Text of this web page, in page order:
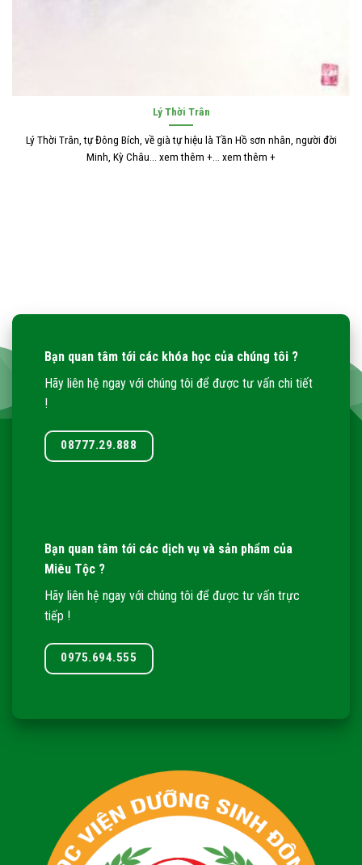
Lý Thời Trân
Lý Thời Trân, tự Đông Bích, về già tự hiệu là Tần Hồ sơn nhân, người đời
Minh, Kỳ Châu... xem thêm +... xem thêm +
Bạn quan tâm tới các khóa học của chúng tôi ?
Hãy liên hệ ngay với chúng tôi để được tư vấn chi tiết
!
08777.29.888
Bạn quan tâm tới các dịch vụ và sản phẩm của
Miêu Tộc ?
Hãy liên hệ ngay với chúng tôi để được tư vấn trực
tiếp !
0975.694.555